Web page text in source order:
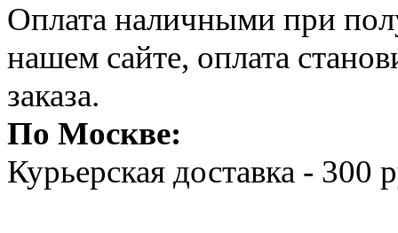
Оплата наличными при
нашем сайте, оплата
заказа.
По Москве:
Курьерская доставка - 300